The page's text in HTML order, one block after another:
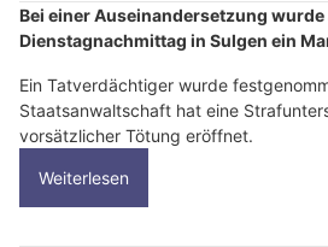
Bei einer Auseinandersetzung wurde
Dienstagnachmittag in Sulgen ein
Ein Tatverdächtiger wurde
Staatsanwaltschaft hat eine
vorsätzlicher Tötung eröffnet.
Weiterlesen